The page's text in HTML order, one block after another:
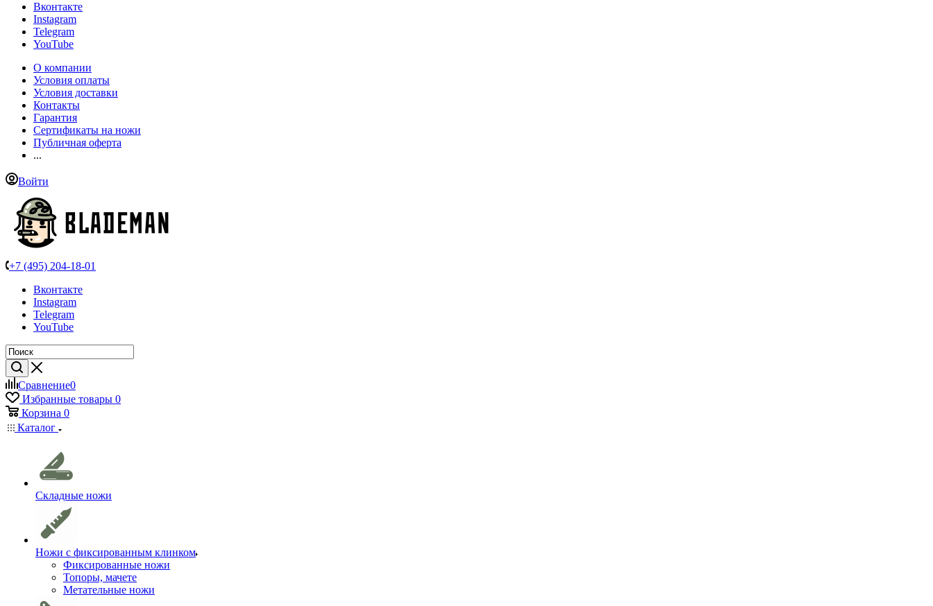
Вконтакте
Instagram
Telegram
YouTube
О компании
Условия оплаты
Условия доставки
Контакты
Гарантия
Сертификаты на ножи
Публичная оферта
...
Войти
+7 (495) 204-18-01
Вконтакте
Instagram
Telegram
YouTube
Сравнение0
Избранные товары 0
Корзина 0
Каталог
Складные ножи
Ножи с фиксированным клинком
Фиксированные ножи
Топоры, мачете
Метательные ножи